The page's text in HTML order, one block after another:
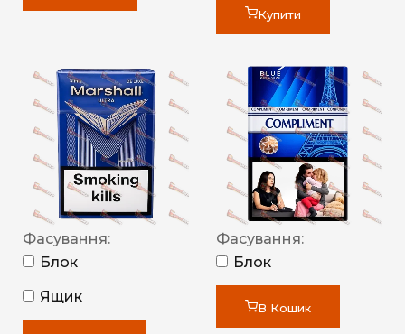
Купити
Фасування:
Блок
Ящик
Фасування:
Блок
В Кошик